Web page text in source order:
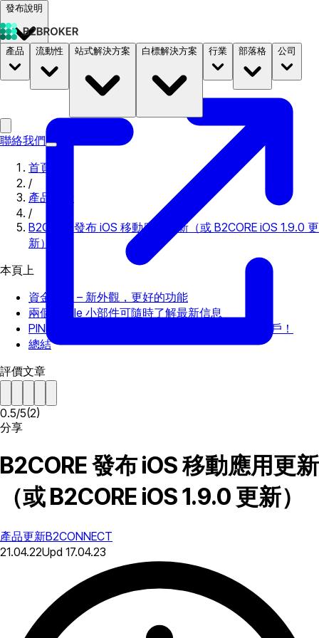
發布說明
文件 定價 B2STORE
產品 流動性 站式解決方案 白標解決方案 行業 部落格 公司
聯絡我們
首頁
/
產品更新
/
B2CORE 發布 iOS 移動應用更新（或 B2CORE iOS 1.9.0 更
新）
本頁上
資金按鈕 – 新外觀，更好的功能
兩個 Apple 小部件可隨時了解最新信息
PIN 登錄保安密碼 — 更快、更輕鬆地訪問您的帳戶！
總結
評價文章
0.5/5(2)
分享
B2CORE 發布 iOS 移動應用更新
（或 B2CORE iOS 1.9.0 更新）
產品更新B2CONNECT
21.04.22Upd 17.04.23